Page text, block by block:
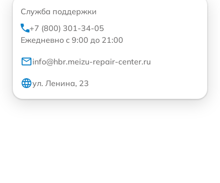
Служба поддержки
+7 (800) 301-34-05
Ежедневно с 9:00 до 21:00
info@hbr.meizu-repair-center.ru
ул. Ленина, 23